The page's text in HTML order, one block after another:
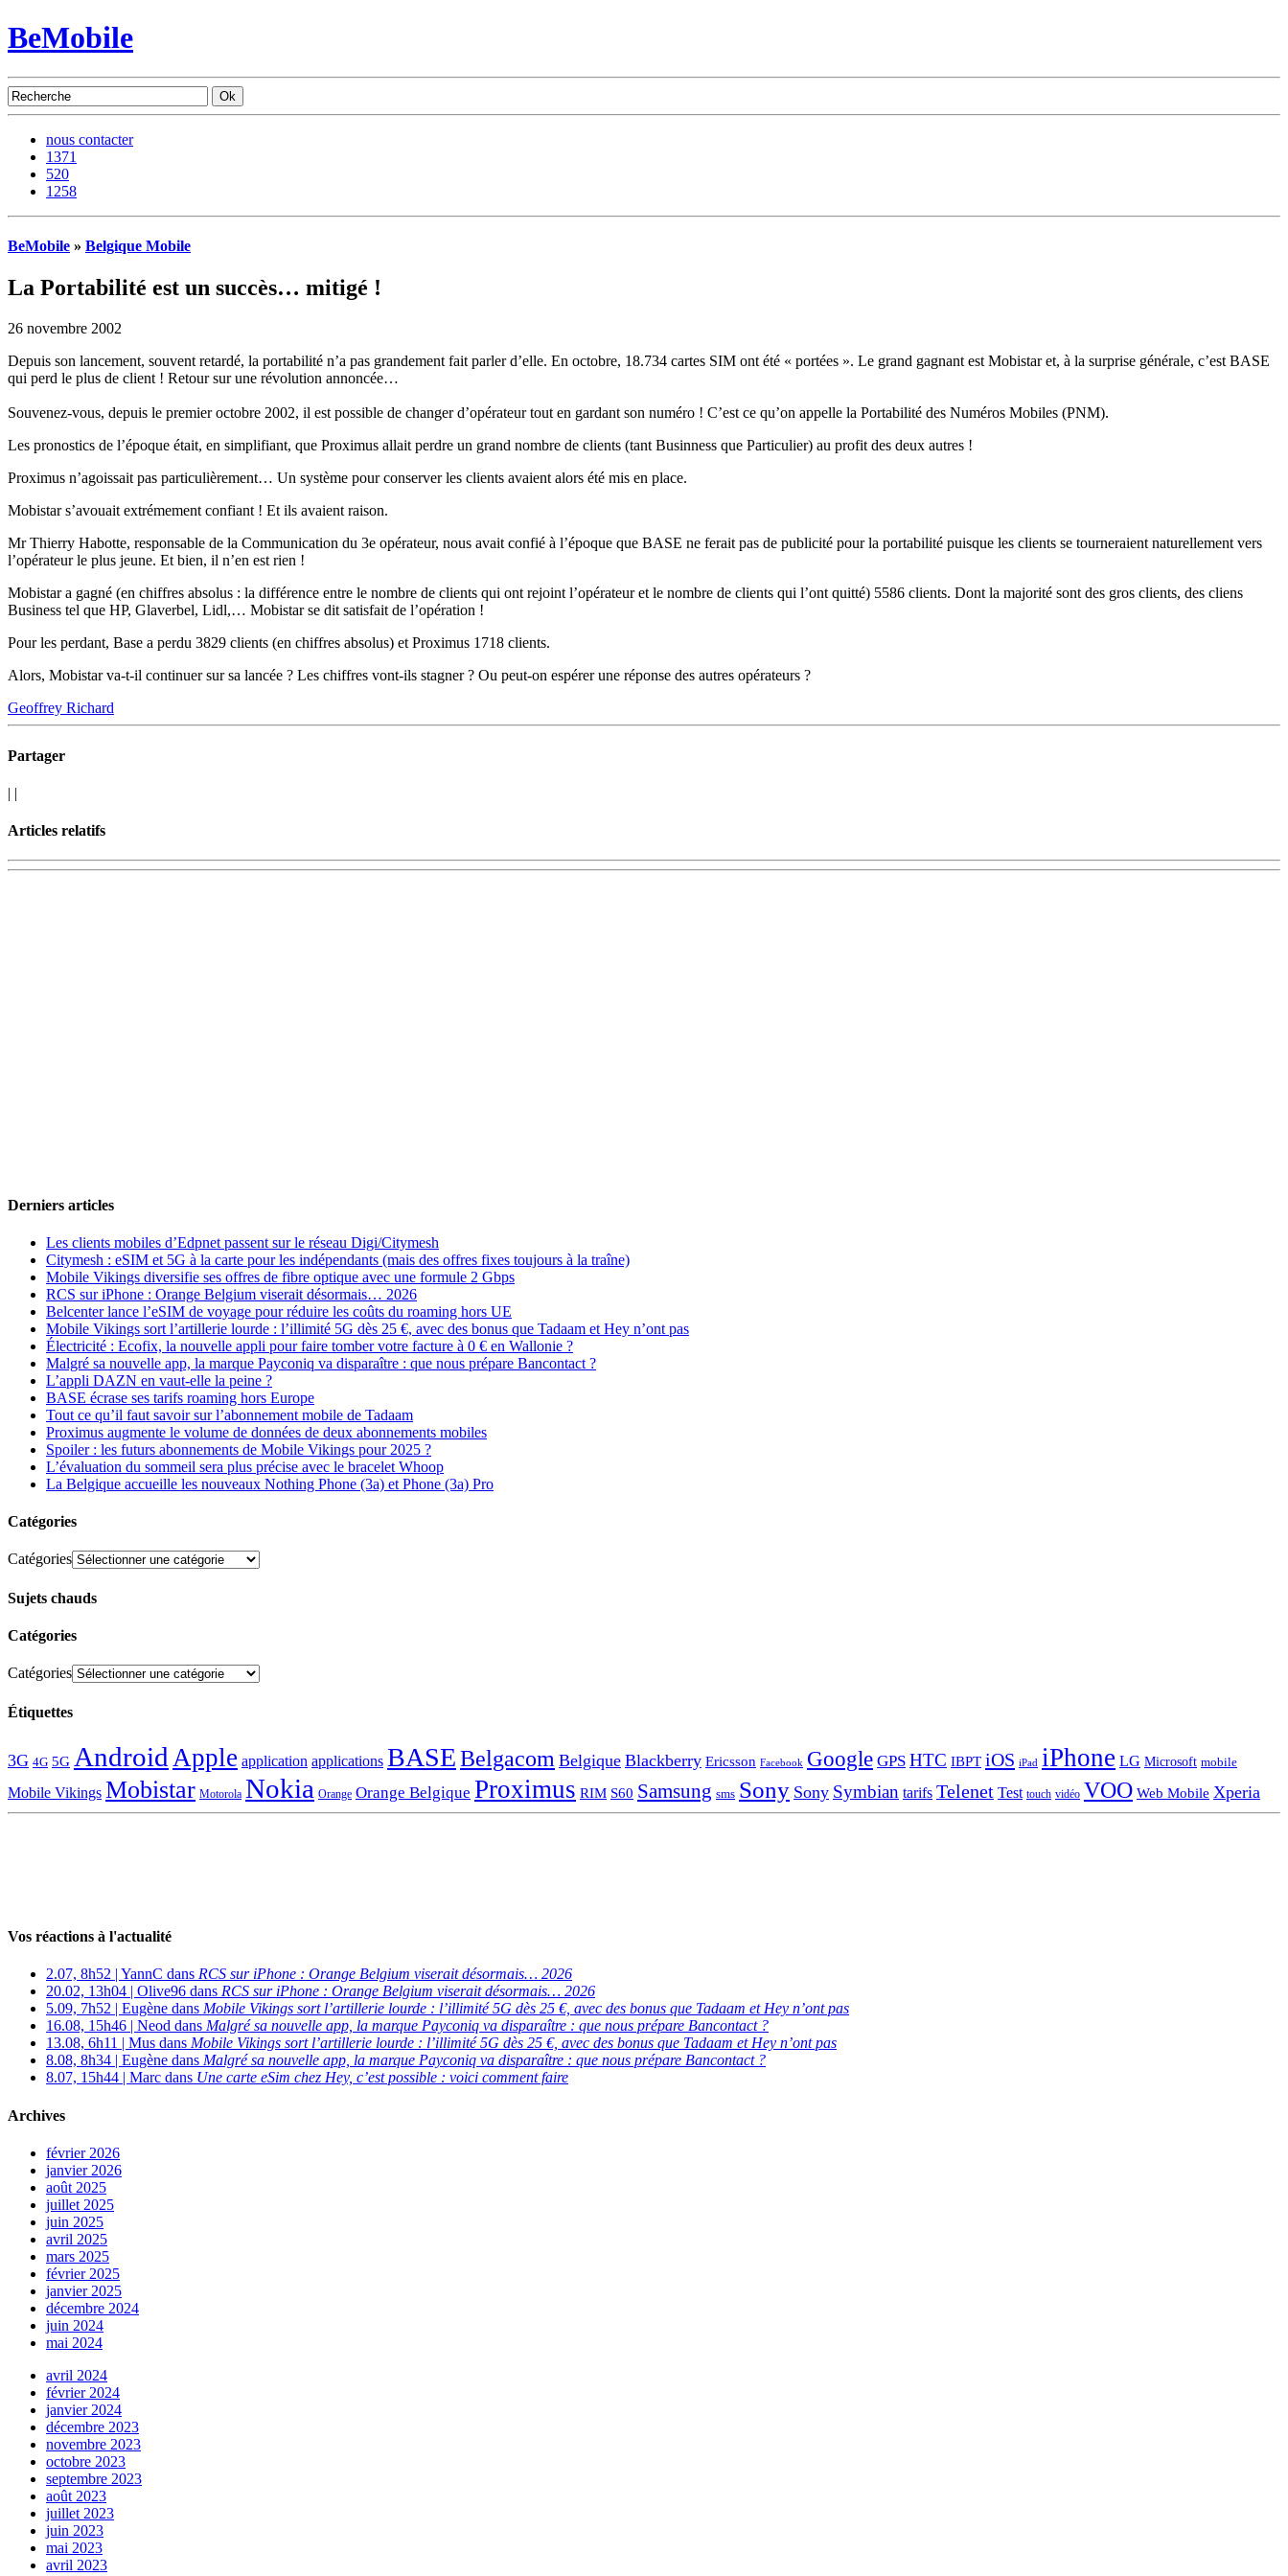
BeMobile
nous contacter
1371
520
1258
BeMobile » Belgique Mobile
La Portabilité est un succès… mitigé !
26 novembre 2002
Depuis son lancement, souvent retardé, la portabilité n’a pas grandement fait parler d’elle. En octobre, 18.734 cartes SIM ont été « portées ». Le grand gagnant est Mobistar et, à la surprise générale, c’est BASE
qui perd le plus de client ! Retour sur une révolution annoncée…
Souvenez-vous, depuis le premier octobre 2002, il est possible de changer d’opérateur tout en gardant son numéro ! C’est ce qu’on appelle la Portabilité des Numéros Mobiles (PNM).
Les pronostics de l’époque était, en simplifiant, que Proximus allait perdre un grand nombre de clients (tant Businness que Particulier) au profit des deux autres !
Proximus n’agoissait pas particulièrement… Un système pour conserver les clients avaient alors été mis en place.
Mobistar s’avouait extrémement confiant ! Et ils avaient raison.
Mr Thierry Habotte, responsable de la Communication du 3e opérateur, nous avait confié à l’époque que BASE ne ferait pas de publicité pour la portabilité puisque les clients se tourneraient naturellement vers
l’opérateur le plus jeune. Et bien, il n’en est rien !
Mobistar a gagné (en chiffres absolus : la différence entre le nombre de clients qui ont rejoint l’opérateur et le nombre de clients qui l’ont quitté) 5586 clients. Dont la majorité sont des gros clients, des cliens
Business tel que HP, Glaverbel, Lidl,… Mobistar se dit satisfait de l’opération !
Pour les perdant, Base a perdu 3829 clients (en chiffres absolus) et Proximus 1718 clients.
Alors, Mobistar va-t-il continuer sur sa lancée ? Les chiffres vont-ils stagner ? Ou peut-on espérer une réponse des autres opérateurs ?
Geoffrey Richard
Partager
| |
Articles relatifs
Derniers articles
Les clients mobiles d’Edpnet passent sur le réseau Digi/Citymesh
Citymesh : eSIM et 5G à la carte pour les indépendants (mais des offres fixes toujours à la traîne)
Mobile Vikings diversifie ses offres de fibre optique avec une formule 2 Gbps
RCS sur iPhone : Orange Belgium viserait désormais… 2026
Belcenter lance l’eSIM de voyage pour réduire les coûts du roaming hors UE
Mobile Vikings sort l’artillerie lourde : l’illimité 5G dès 25 €, avec des bonus que Tadaam et Hey n’ont pas
Électricité : Ecofix, la nouvelle appli pour faire tomber votre facture à 0 € en Wallonie ?
Malgré sa nouvelle app, la marque Payconiq va disparaître : que nous prépare Bancontact ?
L’appli DAZN en vaut-elle la peine ?
BASE écrase ses tarifs roaming hors Europe
Tout ce qu’il faut savoir sur l’abonnement mobile de Tadaam
Proximus augmente le volume de données de deux abonnements mobiles
Spoiler : les futurs abonnements de Mobile Vikings pour 2025 ?
L’évaluation du sommeil sera plus précise avec le bracelet Whoop
La Belgique accueille les nouveaux Nothing Phone (3a) et Phone (3a) Pro
Catégories
Catégories
Sujets chauds
Catégories
Catégories
Étiquettes
3G 4G 5G Android Apple application applications BASEBelgacom Belgique Blackberry Ericsson Facebook Google GPS HTC IBPT iOS iPad iPhone LG Microsoft mobile
Mobile Vikings Mobistar Motorola Nokia Orange Orange Belgique Proximus RIM S60 Samsung sms Sony Sony Symbian tarifs Telenet Test touch vidéo VOO Web Mobile Xperia
Vos réactions à l'actualité
2.07, 8h52 | YannC dans RCS sur iPhone : Orange Belgium viserait désormais… 2026
20.02, 13h04 | Olive96 dans RCS sur iPhone : Orange Belgium viserait désormais… 2026
5.09, 7h52 | Eugène dans Mobile Vikings sort l’artillerie lourde : l’illimité 5G dès 25 €, avec des bonus que Tadaam et Hey n’ont pas
16.08, 15h46 | Neod dans Malgré sa nouvelle app, la marque Payconiq va disparaître : que nous prépare Bancontact ?
13.08, 6h11 | Mus dans Mobile Vikings sort l’artillerie lourde : l’illimité 5G dès 25 €, avec des bonus que Tadaam et Hey n’ont pas
8.08, 8h34 | Eugène dans Malgré sa nouvelle app, la marque Payconiq va disparaître : que nous prépare Bancontact ?
8.07, 15h44 | Marc dans Une carte eSim chez Hey, c’est possible : voici comment faire
Archives
février 2026
janvier 2026
août 2025
juillet 2025
juin 2025
avril 2025
mars 2025
février 2025
janvier 2025
décembre 2024
juin 2024
mai 2024
avril 2024
février 2024
janvier 2024
décembre 2023
novembre 2023
octobre 2023
septembre 2023
août 2023
juillet 2023
juin 2023
mai 2023
avril 2023